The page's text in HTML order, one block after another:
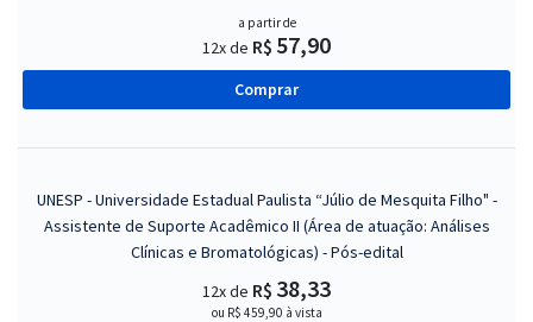
a partir de
12x de R$ 57,90
Comprar
UNESP - Universidade Estadual Paulista “Júlio de Mesquita Filho" -
Assistente de Suporte Acadêmico II (Área de atuação: Análises
Clínicas e Bromatológicas) - Pós-edital
12x de R$ 38,33
ou R$ 459,90 à vista